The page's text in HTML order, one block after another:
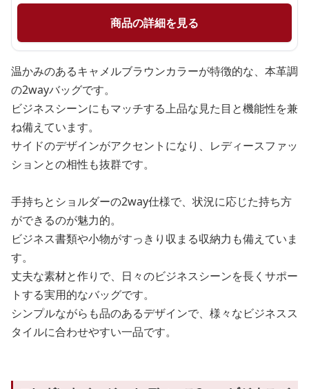
商品の詳細を見る
温かみのあるキャメルブラウンカラーが特徴的な、本革調
の2wayバッグです。
ビジネスシーンにもマッチする上品な見た目と機能性を兼
ね備えています。
サイドのデザインがアクセントになり、レディースファッ
ションとの相性も抜群です。
手持ちとショルダーの2way仕様で、状況に応じた持ち方
ができるのが魅力的。
ビジネス書類や小物がすっきり収まる収納力も備えていま
す。
丈夫な素材と作りで、日々のビジネスシーンを長くサポー
トする実用的なバッグです。
シンプルながらも品のあるデザインで、様々なビジネスス
タイルに合わせやすい一品です。